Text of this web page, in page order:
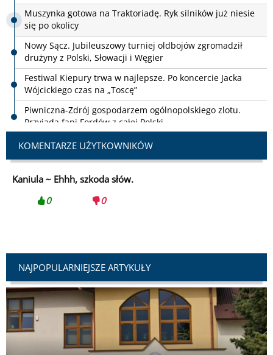
Nowy Sącz. Jubileuszowy turniej oldbojów zgromadził
drużyny z Polski, Słowacji i Węgier
Festiwal Kiepury trwa w najlepsze. Po koncercie Jacka
Wójcickiego czas na „Toscę”
Piwniczna-Zdrój gospodarzem ogólnopolskiego zlotu.
Przyjadą fani Fordów z całej Polski
Avia Świdnik pokonała Sandecję. Nowosądeczanie bez
punktów
Osiem dni koncertów i spektakli. W Krynicy-Zdroju
Wypadek na Jeziorze Rożnowskim zakończony tragedią. W
akcji sonar i nurkowie
KOMENTARZE UŻYTKOWNIKÓW
Kaniula ~ Ehhh, szkoda słów.
0
0
NAJPOPULARNIEJSZE ARTYKUŁY